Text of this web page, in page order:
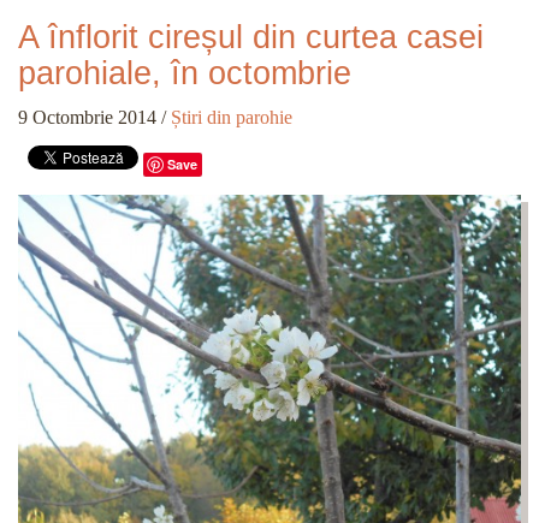
A înflorit cireșul din curtea casei
parohiale, în octombrie
9 Octombrie 2014 / Știri din parohie
Save